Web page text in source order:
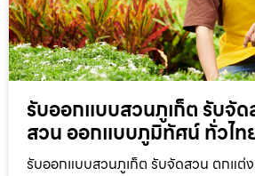
รับออกแบบสวนภูเก็ต รับจั
สวน ออกแบบภูมิทัศน์ ทั่วไท
รับออกแบบสวนภูเก็ต รับจัดสวน ตกแต่